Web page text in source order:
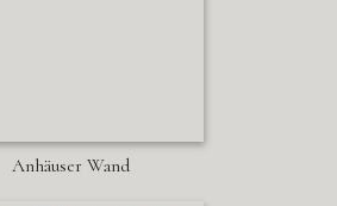
Anhäuser Wand